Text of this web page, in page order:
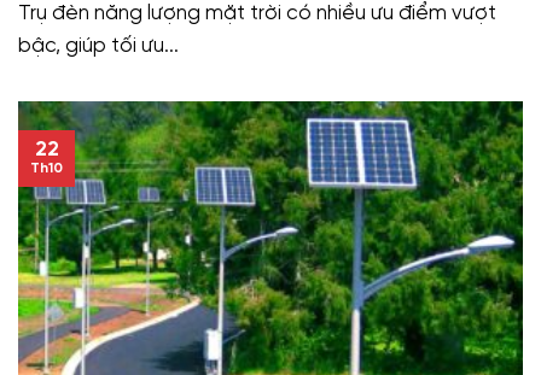
Trụ đèn năng lượng mặt trời có nhiều ưu điểm vượt
bậc, giúp tối ưu...
22
Th10